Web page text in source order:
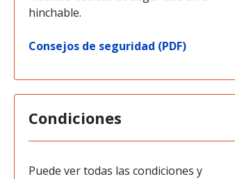
hinchable.
Consejos de seguridad (PDF)
Condiciones
Puede ver todas las condiciones y